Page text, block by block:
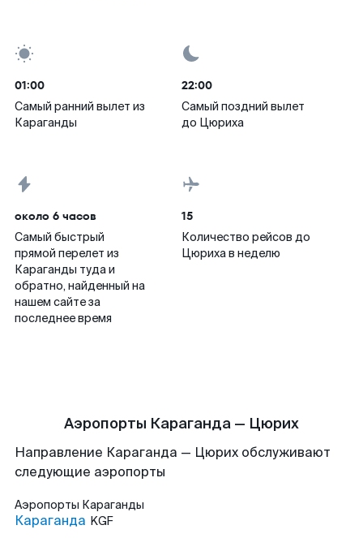
01:00
Самый ранний вылет из
Караганды
22:00
Самый поздний вылет
до Цюриха
около 6 часов
Самый быстрый
прямой перелет из
Караганды туда и
обратно, найденный на
нашем сайте за
последнее время
15
Количество рейсов до
Цюриха в неделю
Аэропорты Караганда — Цюрих
Направление Караганда — Цюрих обслуживают
следующие аэропорты
Аэропорты Караганды
Караганда KGF